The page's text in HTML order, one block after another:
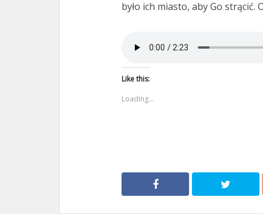
było ich miasto, aby Go strącić.
Like this:
Loading...